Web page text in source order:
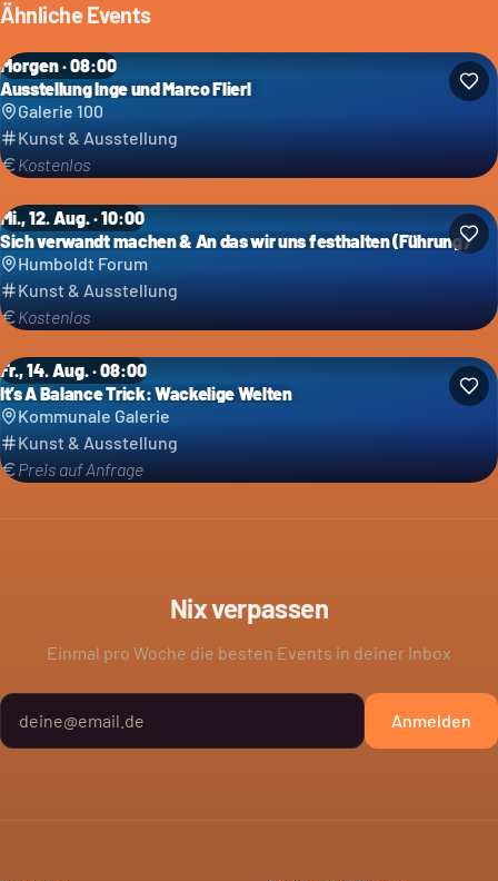
Ähnliche Events
Morgen · 08:00
Ausstellung Inge und Marco Flierl
Galerie 100
Kunst & Ausstellung
Kostenlos
Mi., 12. Aug. · 10:00
Sich verwandt machen & An das wir uns festhalten (Führung)
Humboldt Forum
Kunst & Ausstellung
Kostenlos
Fr., 14. Aug. · 08:00
It’s A Balance Trick: Wackelige Welten
Kommunale Galerie
Kunst & Ausstellung
Preis auf Anfrage
Nix verpassen
Einmal pro Woche die besten Events in deiner Inbox
Anmelden